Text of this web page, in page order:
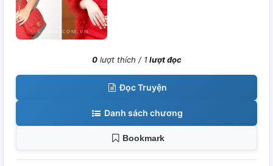
0lượt thích / 1lượt đọc
Đọc Truyện
Danh sách chương
Bookmark